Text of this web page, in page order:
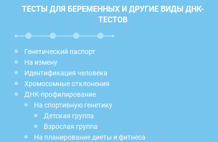
ТЕСТЫ ДЛЯ БЕРЕМЕННЫХ И ДРУГИЕ ВИДЫ ДНК-
ТЕСТОВ
Генетический паспорт
На измену
Идентификация человека
Хромосомные отклонения
ДНК-профилирование
На спортивную генетику
Детская группа
Взрослая группа
На планирование диеты и фитнеса